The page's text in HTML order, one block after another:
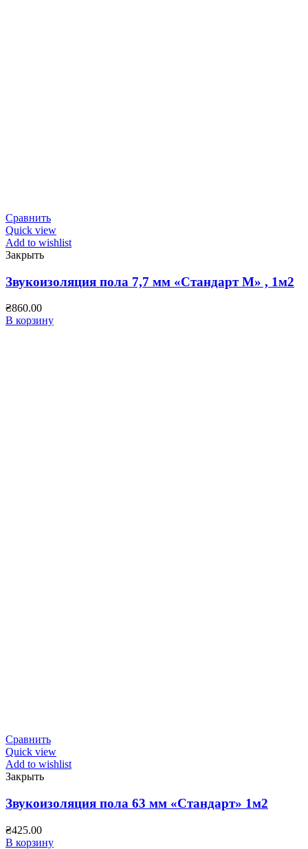
Сравнить
Quick view
Add to wishlist
Закрыть
Звукоизоляция пола 7,7 мм «Стандарт М» , 1м2
₴860.00
В корзину
Сравнить
Quick view
Add to wishlist
Закрыть
Звукоизоляция пола 63 мм «Стандарт» 1м2
₴425.00
В корзину